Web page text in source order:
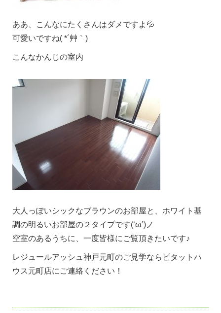
ああ、こんなにたくさんはダメですよ💦
可愛いですね( *´艸｀)
こんなかんじの室内
大人っぽいシックなブラウンのお部屋と、ホワイト基
調の明るいお部屋の２タイプです(‘ω’)ノ
空室のあるうちに、一度皆様にご覧頂きたいです♪
レジュールアッシュ神戸元町のご見学ならピタットハ
ウス元町店にご連絡ください！